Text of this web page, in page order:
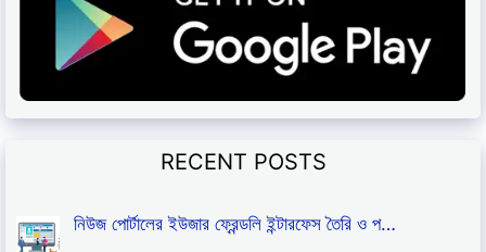
RECENT POSTS
নিউজ পোর্টালের ইউজার ফ্রেন্ডলি ইন্টারফেস তৈরি ও প…